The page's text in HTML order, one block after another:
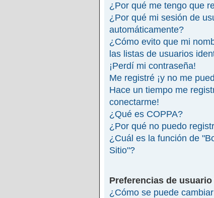
¿Por qué me tengo que
¿Por qué mi sesión de
automáticamente?
¿Cómo evito que mi
las listas de usuarios
¡Perdí mi contraseña!
Me registré ¡y no me
Hace un tiempo me
conectarme!
¿Qué es COPPA?
¿Por qué no puedo
¿Cuál es la función de
Sitio"?
Preferencias de
¿Cómo se puede